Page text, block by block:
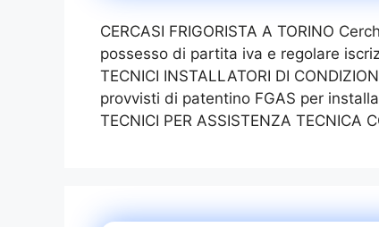
CERCASI FRIGORISTA A TORINO
possesso di partita iva e regolare
TECNICI INSTALLATORI DI
provvisti di patentino FGAS per
TECNICI PER ASSISTENZA TECNICA